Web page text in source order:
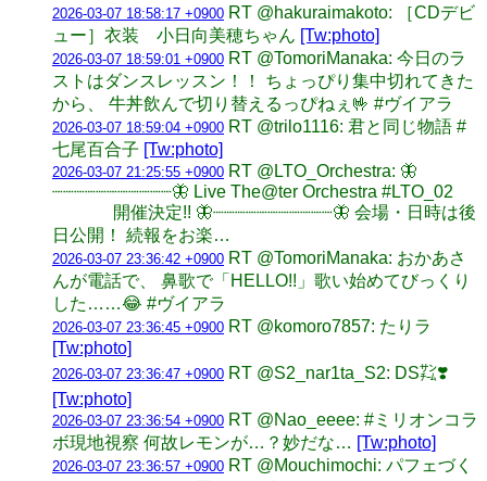
2026-03-07 18:58:17 +0900 RT @hakuraimakoto: ［CDデビ
ュー］衣装 小日向美穂ちゃん [Tw:photo]
2026-03-07 18:59:01 +0900 RT @TomoriManaka: 今日のラ
ストはダンスレッスン！！ ちょっぴり集中切れてきた
から、 牛丼飲んで切り替えるっぴねぇ🤟 #ヴイアラ
2026-03-07 18:59:04 +0900 RT @trilo1116: 君と同じ物語 #
七尾百合子 [Tw:photo]
2026-03-07 21:25:55 +0900 RT @LTO_Orchestra: 🦋
┈┈┈┈┈┈┈┈┈┈┈🦋 Live The@ter Orchestra #LTO_02
開催決定!! 🦋┈┈┈┈┈┈┈┈┈┈┈🦋 会場・日時は後
日公開！ 続報をお楽…
2026-03-07 23:36:42 +0900 RT @TomoriManaka: おかあさ
んが電話で、 鼻歌で「HELLO!!」歌い始めてびっくり
した……😂 #ヴイアラ
2026-03-07 23:36:45 +0900 RT @komoro7857: たりラ
[Tw:photo]
2026-03-07 23:36:47 +0900 RT @S2_nar1ta_S2: DS㌠❣️
[Tw:photo]
2026-03-07 23:36:54 +0900 RT @Nao_eeee: #ミリオンコラ
ボ現地視察 何故レモンが…？妙だな… [Tw:photo]
2026-03-07 23:36:57 +0900 RT @Mouchimochi: パフェづく